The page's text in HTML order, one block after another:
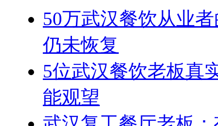
50万武汉餐饮从业
仍未恢复
5位武汉餐饮老板真
能观望